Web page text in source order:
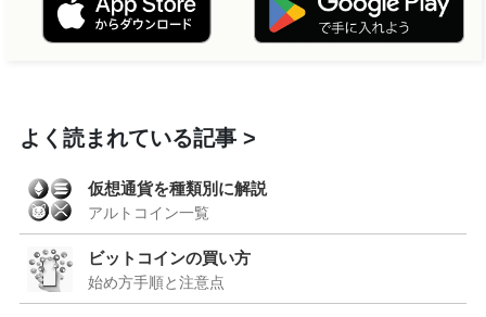
よく読まれている記事
仮想通貨を種類別に解説
アルトコイン一覧
ビットコインの買い方
始め方手順と注意点